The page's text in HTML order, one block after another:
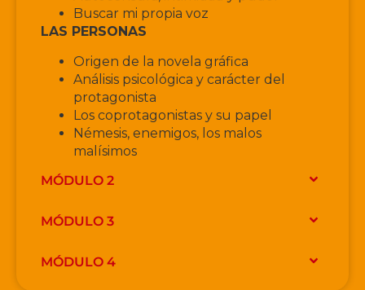
Buscar mi propia voz
LAS PERSONAS
Origen de la novela gráfica
Análisis psicológica y carácter del
protagonista
Los coprotagonistas y su papel
Némesis, enemigos, los malos
malísimos
MÓDULO 2
MÓDULO 3
MÓDULO 4